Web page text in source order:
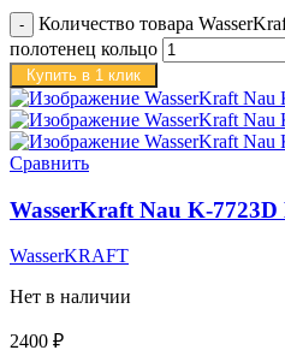
Количество товара
полотенец кольцо
Купить в 1 клик
Сравнить
WasserKraft Nau K-
WasserKRAFT
Нет в наличии
2400 ₽